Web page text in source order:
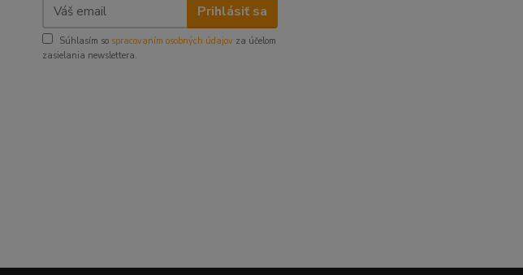
Prihlásiť sa
Súhlasím so spracovaním osobných údajov za účelom
zasielania newslettera.